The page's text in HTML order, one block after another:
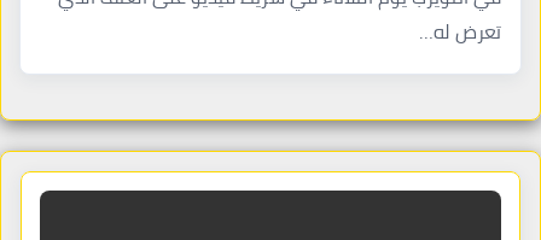
تعرض له…